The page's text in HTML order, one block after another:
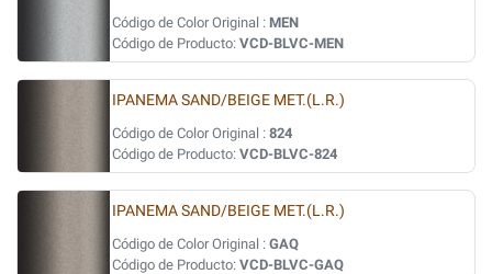
Código de Color Original : MEN
Código de Producto: VCD-BLVC-MEN
IPANEMA SAND/BEIGE MET.(L.R.)
Código de Color Original : 824
Código de Producto: VCD-BLVC-824
IPANEMA SAND/BEIGE MET.(L.R.)
Código de Color Original : GAQ
Código de Producto: VCD-BLVC-GAQ